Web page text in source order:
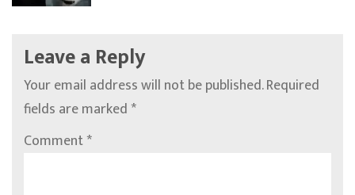
Leave a Reply
Your email address will not be published.Required
fields are marked*
Comment*